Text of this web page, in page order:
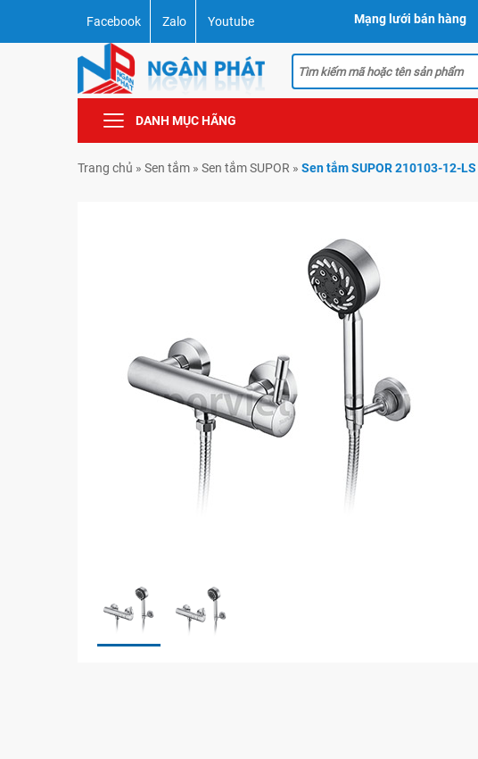
Facebook Zalo Youtube Mạng lưới bán hàng
DANH MỤC HÃNG
Trang chủ » Sen tắm » Sen tắm SUPOR » Sen tắm SUPOR 210103-12-LS